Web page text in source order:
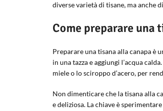
diverse varietà di tisane, ma anche
Come preparare una
Preparare una tisana alla canapa è
in una tazza e aggiungi l’acqua
miele o lo sciroppo d’acero, per
Non dimenticare che la tisana alla
e deliziosa. La chiave è